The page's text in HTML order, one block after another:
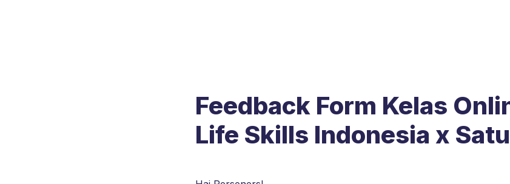
Feedback Form Kelas
Life Skills Indonesia x